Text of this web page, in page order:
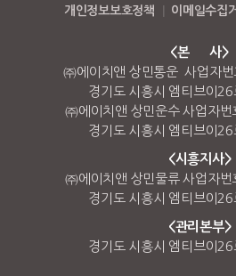
개인정보보호정책
이메일수집
<본 사>
㈜에이치앤 상민통운 사업자
경기도 시흥시 엠티브이
㈜에이치앤 상민운수 사업자
경기도 시흥시 엠티브이
<시흥지사>
㈜에이치앤 상민물류 사업자
경기도 시흥시 엠티브이
<관리본부>
경기도 시흥시 엠티브이